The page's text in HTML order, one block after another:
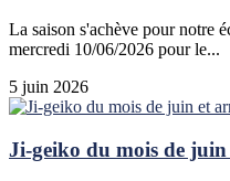
La saison s'achève pour notre
mercredi 10/06/2026 pour le...
5 juin 2026
Ji-geiko du mois de juin